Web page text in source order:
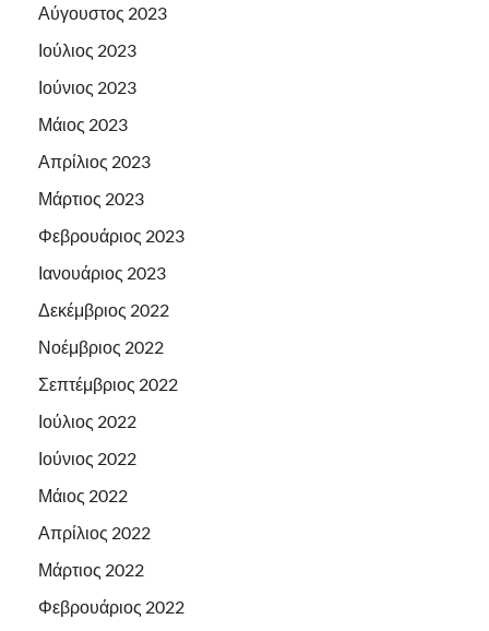
Αύγουστος 2023
Ιούλιος 2023
Ιούνιος 2023
Μάιος 2023
Απρίλιος 2023
Μάρτιος 2023
Φεβρουάριος 2023
Ιανουάριος 2023
Δεκέμβριος 2022
Νοέμβριος 2022
Σεπτέμβριος 2022
Ιούλιος 2022
Ιούνιος 2022
Μάιος 2022
Απρίλιος 2022
Μάρτιος 2022
Φεβρουάριος 2022